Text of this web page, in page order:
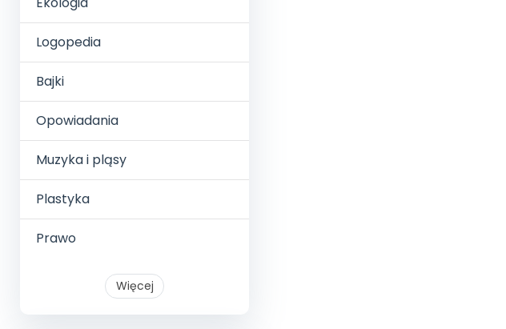
Logopedia
Bajki
Opowiadania
Muzyka i pląsy
Plastyka
Prawo
Więcej